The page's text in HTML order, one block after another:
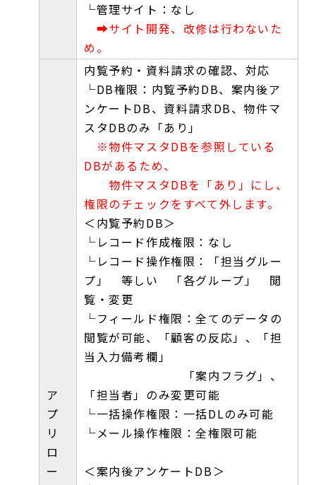
└管理サイト：なし
➡サイト開発、改修は行わないた
め。
ア
プ
リ
ロ
ー
内覧予約・資料請求の確認、対応
└DB権限：内覧予約DB、案内後ア
ンケートDB、資料請求DB、物件マ
スタDBのみ「あり」
※物件マスタDBを参照している
DBがあるため、
物件マスタDBを「あり」にし、
権限のチェックをすべて外します。
＜内覧予約DB＞
└レコード作成権限：なし
└レコード操作権限：「担当グルー
プ」 等しい 「各グループ」 閲
覧・変更
└フィールド権限：全てのデータの
閲覧が可能、「顧客の反応」、「担
当入力備考欄」
「案内フラグ」、
「担当者」のみ変更可能
└一括操作権限：一括DLのみ可能
└メール操作権限：全権限可能
＜案内後アンケートDB＞